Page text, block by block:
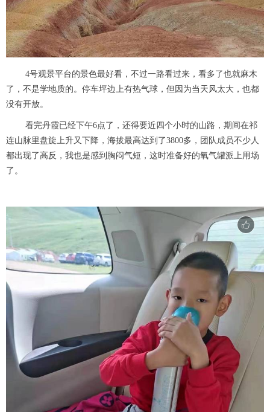
4号观景平台的景色最好看，不过一路看过来，看多了也就麻木
了，不是学地质的。停车坪边上有热气球，但因为当天风太大，也都
没有开放。
看完丹霞已经下午6点了，还得要近四个小时的山路，期间在祁
连山脉里盘旋上升又下降，海拔最高达到了3800多，团队成员不少人
都出现了高反，我也是感到胸闷气短，这时准备好的氧气罐派上用场
了。